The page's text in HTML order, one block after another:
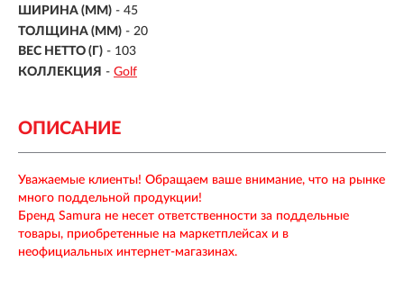
ШИРИНА (ММ) - 45
ТОЛЩИНА (ММ) - 20
ВЕС НЕТТО (Г) - 103
КОЛЛЕКЦИЯ - Golf
ОПИСАНИЕ
Уважаемые клиенты! Обращаем ваше внимание, что на рынке
много поддельной продукции!
Бренд Samura не несет ответственности за поддельные
товары, приобретенные на маркетплейсах и в
неофициальных интернет-магазинах.